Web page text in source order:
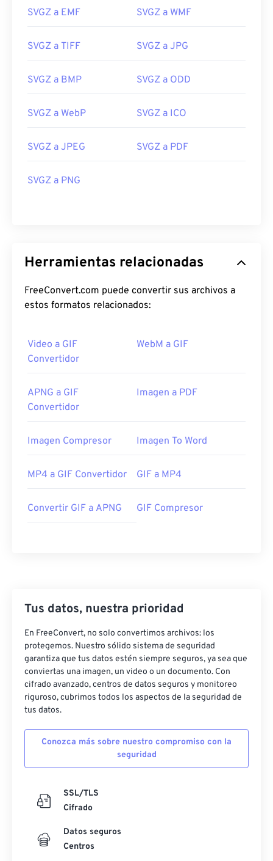
SVGZ a EMF SVGZ a WMF
SVGZ a TIFF SVGZ a JPG
SVGZ a BMP SVGZ a ODD
SVGZ a WebP SVGZ a ICO
SVGZ a JPEG SVGZ a PDF
SVGZ a PNG
Herramientas relacionadas
FreeConvert.com puede convertir sus archivos a
estos formatos relacionados:
Video a GIF
Convertidor
WebM a GIF
APNG a GIF
Convertidor
Imagen a PDF
Imagen Compresor Imagen To Word
MP4 a GIF Convertidor GIF a MP4
Convertir GIF a APNG GIF Compresor
Tus datos, nuestra prioridad
En FreeConvert, no solo convertimos archivos: los
protegemos. Nuestro sólido sistema de seguridad
garantiza que tus datos estén siempre seguros, ya sea que
conviertas una imagen, un video o un documento. Con
cifrado avanzado, centros de datos seguros y monitoreo
riguroso, cubrimos todos los aspectos de la seguridad de
tus datos.
Conozca más sobre nuestro compromiso con la
seguridad
SSL/TLS
Cifrado
Datos seguros
Centros